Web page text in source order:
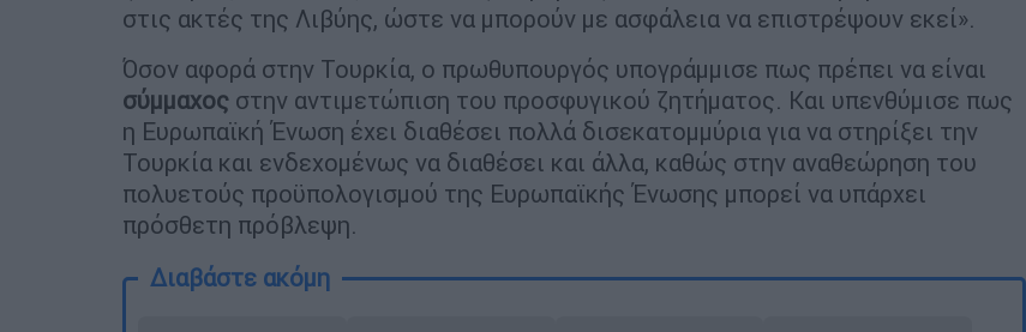
στις ακτές της Λιβύης, ώστε να μπορούν με ασφάλεια να επιστρέψουν εκεί».
Όσον αφορά στην Τουρκία, ο πρωθυπουργός υπογράμμισε πως πρέπει να είναι
σύμμαχος στην αντιμετώπιση του προσφυγικού ζητήματος. Και υπενθύμισε πως
η Ευρωπαϊκή Ένωση έχει διαθέσει πολλά δισεκατομμύρια για να στηρίξει την
Τουρκία και ενδεχομένως να διαθέσει και άλλα, καθώς στην αναθεώρηση του
πολυετούς προϋπολογισμού της Ευρωπαϊκής Ένωσης μπορεί να υπάρχει
πρόσθετη πρόβλεψη.
Διαβάστε ακόμη